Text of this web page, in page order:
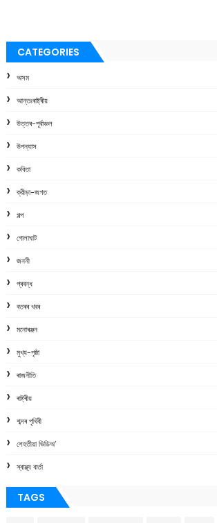
CATEGORIES
অসম
আন্তঃৰাষ্ট্ৰীয়
উত্তৰ-পূৰ্বাঞ্চল
উপন্যাস
কবিতা
ক্রীড়া-জগত
গল্প
গোলাঘাট
জননী
প্ৰবন্ধ
বতৰৰ খবৰ
মনোৰঞ্জন
মুখ্য-পৃষ্ঠা
ৰাজনীতি
ৰাষ্ট্ৰীয়
শব্দৰ পৃথিবী
শেহতীয়া ভিডিঅ’
স্বাস্থ্য বাৰ্তা
TAGS